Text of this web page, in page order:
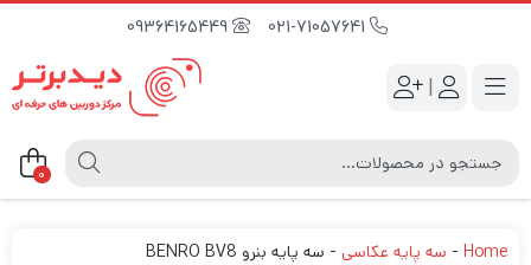
09364165449
|
0
Home
- سه پایه عکاسی - سه پایه بنرو BENRO BV8